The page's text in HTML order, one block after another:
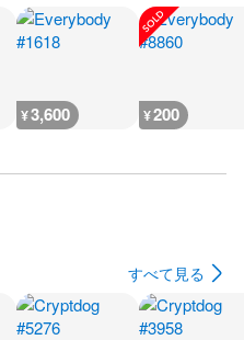
¥3,600 ¥200
すべて見る